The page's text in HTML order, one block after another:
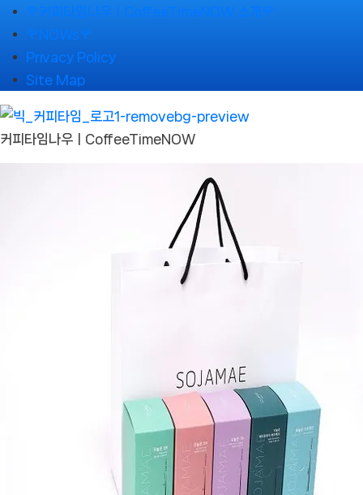
Skip
to
content
🌹커피타임나우ㅣCoffeeTimeNOW 소개🌹
🌹NOWs🌹
Privacy Policy
Site Map
커피타임나우ㅣCoffeeTimeNOW